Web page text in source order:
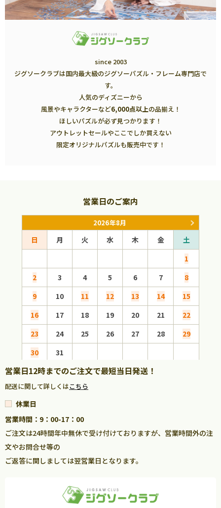
since 2003
ジグソークラブは国内最大級のジグソーパズル・フレーム専門店で
す。
人気のディズニーから
風景やキャラクターなど6,000点以上の品揃え！
ほしいパズルが必ず見つかります！
アウトレットセールやここでしか買えない
限定オリジナルパズルも販売中です！
営業日のご案内
2026年8月
日 月 火 水 木 金
土
1
2
3 4 5 6 7
8
9
10 11 12 13 14
15
16
17 18 19 20 21
22
23
24 25 26 27 28
29
30
31
営業日12時までのご注文で最短当日発送！
配送に関して詳しくはこちら
休業日
営業時間：9：00-17：00
ご注文は24時間年中無休で受け付けておりますが、営業時間外の注
文やお問合せ等の
ご返答に関しましては翌営業日となります。